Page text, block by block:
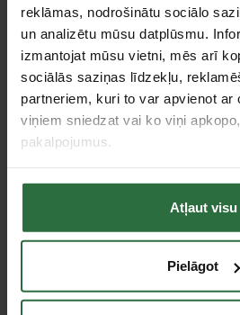
reklāmas, nodrošinātu sociālo
un analizētu mūsu datplūsmu.
izmantojat mūsu vietni, mēs arī
sociālās saziņas līdzekļu,
partneriem, kuri to var apvienot ar
viņiem sniedzat vai ko viņi
pakalpojumus.
Atļaut visu
Pielāgot
Vītņu hermētiķis
LOCTITE 2057360 55,
160 m
19,44 €